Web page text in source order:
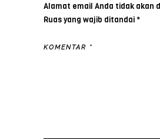
Alamat email Anda tidak akan
Ruas yang wajib ditandai*
KOMENTAR *